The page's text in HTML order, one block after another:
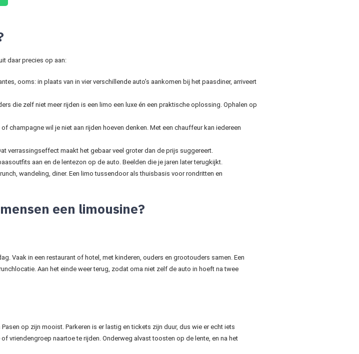
daar precies op aan:
ooms: in plaats van in vier verschillende auto’s aankomen bij het paasdiner, arriveert
die zelf niet meer rijden is een limo een luxe én een praktische oplossing. Ophalen op
champagne wil je niet aan rijden hoeven denken. Met een chauffeur kan iedereen
verrassingseffect maakt het gebaar veel groter dan de prijs suggereert.
aan en de lentezon op de auto. Beelden die je jaren later terugkijkt.
wandeling, diner. Een limo tussendoor als thuisbasis voor rondritten en
een limousine?
Vaak in een restaurant of hotel, met kinderen, ouders en grootouders samen. Een
Aan het einde weer terug, zodat oma niet zelf de auto in hoeft na twee
op zijn mooist. Parkeren is er lastig en tickets zijn duur, dus wie er echt iets
vriendengroep naartoe te rijden. Onderweg alvast toosten op de lente, en na het